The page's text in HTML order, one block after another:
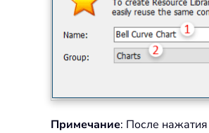
Примечание: После нажатия